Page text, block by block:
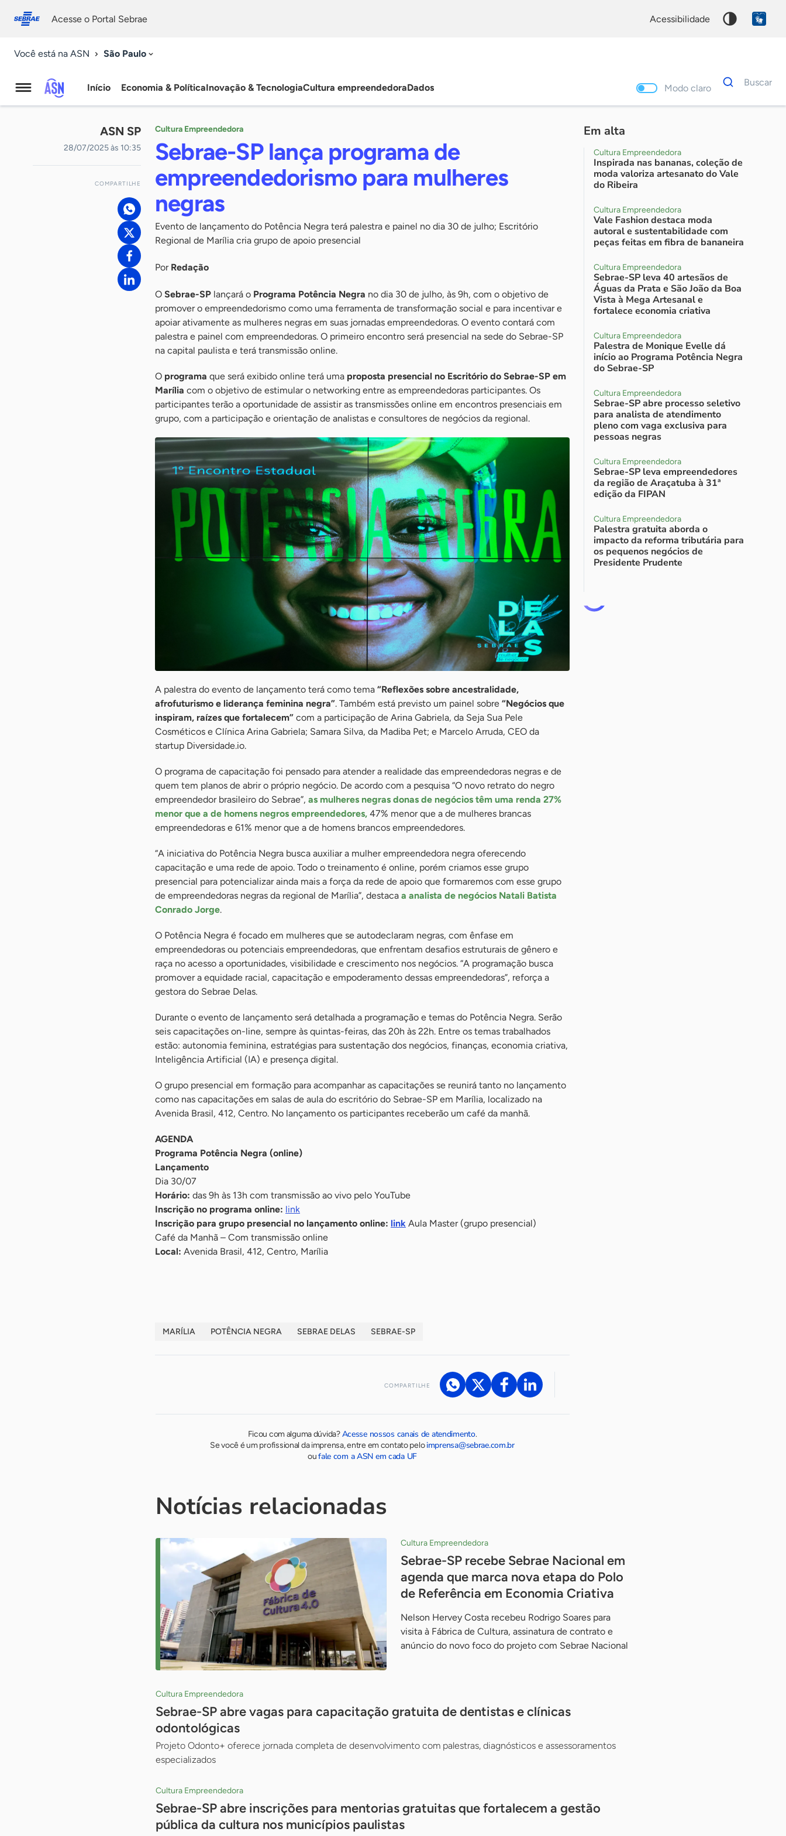
conosco
Acesse o Portal Sebrae acessibilidade
Você está na ASN São Paulo
Agência
Sebrae
de
Notícias
Início Economia & PolíticaInovação & TecnologiaCultura empreendedoraDados Modo claro
Dados
para
Buscar
ASN SP
28/07/2025 às 10:35
COMPARTILHE
Cultura Empreendedora
Sebrae-SP lança programa de
empreendedorismo para mulheres
negras
Evento de lançamento do Potência Negra terá palestra e painel no dia 30 de julho; Escritório
Regional de Marília cria grupo de apoio presencial
Por Redação
O Sebrae-SP lançará o Programa Potência Negra no dia 30 de julho, às 9h, com o objetivo de
promover o empreendedorismo como uma ferramenta de transformação social e para incentivar e
apoiar ativamente as mulheres negras em suas jornadas empreendedoras. O evento contará com
palestra e painel com empreendedoras. O primeiro encontro será presencial na sede do Sebrae-SP
na capital paulista e terá transmissão online.
O programa que será exibido online terá uma proposta presencial no Escritório do Sebrae-SP em
Marília com o objetivo de estimular o networking entre as empreendedoras participantes. Os
participantes terão a oportunidade de assistir as transmissões online em encontros presenciais em
grupo, com a participação e orientação de analistas e consultores de negócios da regional.
A palestra do evento de lançamento terá como tema “Reflexões sobre ancestralidade,
afrofuturismo e liderança feminina negra”. Também está previsto um painel sobre “Negócios que
inspiram, raízes que fortalecem” com a participação de Arina Gabriela, da Seja Sua Pele
Cosméticos e Clínica Arina Gabriela; Samara Silva, da Madiba Pet; e Marcelo Arruda, CEO da
startup Diversidade.io.
O programa de capacitação foi pensado para atender a realidade das empreendedoras negras e de
quem tem planos de abrir o próprio negócio. De acordo com a pesquisa “O novo retrato do negro
empreendedor brasileiro do Sebrae”, as mulheres negras donas de negócios têm uma renda 27%
menor que a de homens negros empreendedores, 47% menor que a de mulheres brancas
empreendedoras e 61% menor que a de homens brancos empreendedores.
“A iniciativa do Potência Negra busca auxiliar a mulher empreendedora negra oferecendo
capacitação e uma rede de apoio. Todo o treinamento é online, porém criamos esse grupo
presencial para potencializar ainda mais a força da rede de apoio que formaremos com esse grupo
de empreendedoras negras da regional de Marília”, destaca a analista de negócios Natali Batista
Conrado Jorge.
O Potência Negra é focado em mulheres que se autodeclaram negras, com ênfase em
empreendedoras ou potenciais empreendedoras, que enfrentam desafios estruturais de gênero e
raça no acesso a oportunidades, visibilidade e crescimento nos negócios. “A programação busca
promover a equidade racial, capacitação e empoderamento dessas empreendedoras”, reforça a
gestora do Sebrae Delas.
Durante o evento de lançamento será detalhada a programação e temas do Potência Negra. Serão
seis capacitações on-line, sempre às quintas-feiras, das 20h às 22h. Entre os temas trabalhados
estão: autonomia feminina, estratégias para sustentação dos negócios, finanças, economia criativa,
Inteligência Artificial (IA) e presença digital.
O grupo presencial em formação para acompanhar as capacitações se reunirá tanto no lançamento
como nas capacitações em salas de aula do escritório do Sebrae-SP em Marília, localizado na
Avenida Brasil, 412, Centro. No lançamento os participantes receberão um café da manhã.
AGENDA
Programa Potência Negra (online)
Lançamento
Dia 30/07
Horário: das 9h às 13h com transmissão ao vivo pelo YouTube
Inscrição no programa online: link
Inscrição para grupo presencial no lançamento online: link Aula Master (grupo presencial)
Café da Manhã – Com transmissão online
Local: Avenida Brasil, 412, Centro, Marília
MARÍLIA POTÊNCIA NEGRA SEBRAE DELAS SEBRAE-SP
COMPARTILHE
Ficou com alguma dúvida?Acesse nossos canais de atendimento.
Se você é um profissional da imprensa, entre em contato peloimprensa@sebrae.com.br
oufale com a ASN em cada UF
Em alta
Cultura Empreendedora
Inspirada nas bananas, coleção de
moda valoriza artesanato do Vale
do Ribeira
Cultura Empreendedora
Vale Fashion destaca moda
autoral e sustentabilidade com
peças feitas em fibra de bananeira
Cultura Empreendedora
Sebrae-SP leva 40 artesãos de
Águas da Prata e São João da Boa
Vista à Mega Artesanal e
fortalece economia criativa
Cultura Empreendedora
Palestra de Monique Evelle dá
início ao Programa Potência Negra
do Sebrae-SP
Cultura Empreendedora
Sebrae-SP abre processo seletivo
para analista de atendimento
pleno com vaga exclusiva para
pessoas negras
Cultura Empreendedora
Sebrae-SP leva empreendedores
da região de Araçatuba à 31ª
edição da FIPAN
Cultura Empreendedora
Palestra gratuita aborda o
impacto da reforma tributária para
os pequenos negócios de
Presidente Prudente
Notícias relacionadas
Cultura Empreendedora
Sebrae-SP recebe Sebrae Nacional em
agenda que marca nova etapa do Polo
de Referência em Economia Criativa
Nelson Hervey Costa recebeu Rodrigo Soares para
visita à Fábrica de Cultura, assinatura de contrato e
anúncio do novo foco do projeto com Sebrae Nacional
Cultura Empreendedora
Sebrae-SP abre vagas para capacitação gratuita de dentistas e clínicas
odontológicas
Projeto Odonto+ oferece jornada completa de desenvolvimento com palestras, diagnósticos e assessoramentos
especializados
Cultura Empreendedora
Sebrae-SP abre inscrições para mentorias gratuitas que fortalecem a gestão
pública da cultura nos municípios paulistas